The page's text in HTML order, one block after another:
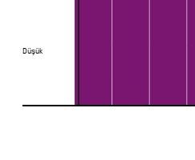
Düşük
Düşük